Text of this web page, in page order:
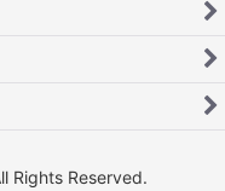
Rights Reserved.